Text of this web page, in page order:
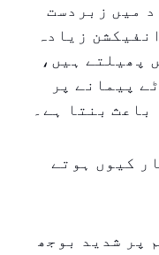
میں زبردست
زیادہ
پھیلتے ہیں،
پیمانے پر
بنتا ہے۔
کیوں ہوتے
پر شدید بوجھ